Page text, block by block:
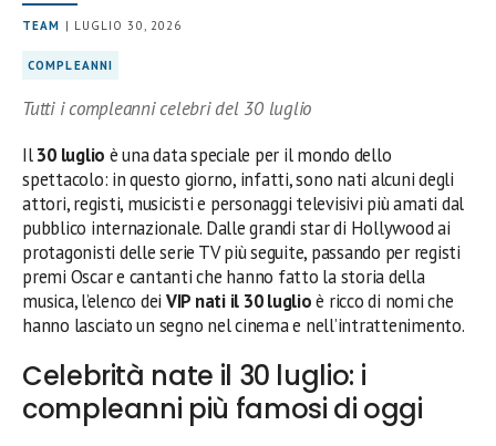
TEAM | LUGLIO 30, 2026
COMPLEANNI
Tutti i compleanni celebri del 30 luglio
Il30 luglio è una data speciale per il mondo dello
spettacolo: in questo giorno, infatti, sono nati alcuni degli
attori, registi, musicisti e personaggi televisivi più amati dal
pubblico internazionale. Dalle grandi star di Hollywood ai
protagonisti delle serie TV più seguite, passando per registi
premi Oscar e cantanti che hanno fatto la storia della
musica, l’elenco dei VIP nati il 30 luglioè ricco di nomi che
hanno lasciato un segno nel cinema e nell’intrattenimento.
Celebrità nate il 30 luglio: i
compleanni più famosi di oggi